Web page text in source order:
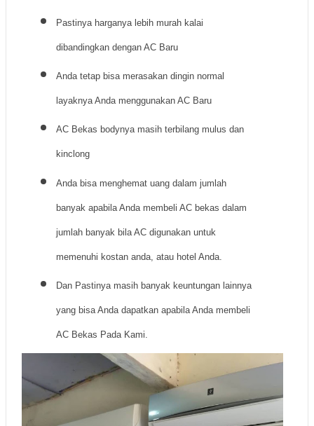
Pastinya harganya lebih murah kalai
dibandingkan dengan AC Baru
Anda tetap bisa merasakan dingin normal
layaknya Anda menggunakan AC Baru
AC Bekas bodynya masih terbilang mulus dan
kinclong
Anda bisa menghemat uang dalam jumlah
banyak apabila Anda membeli AC bekas dalam
jumlah banyak bila AC digunakan untuk
memenuhi kostan anda, atau hotel Anda.
Dan Pastinya masih banyak keuntungan lainnya
yang bisa Anda dapatkan apabila Anda membeli
AC Bekas Pada Kami.